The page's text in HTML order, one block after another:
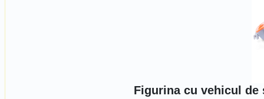
Figurina cu vehicul de